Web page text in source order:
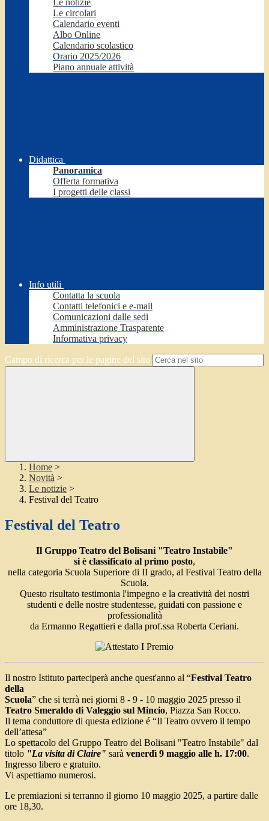
Le notizie
Le circolari
Calendario eventi
Albo Online
Calendario scolastico
Orario 2025/2026
Piano annuale attività
Didattica
Panoramica
Offerta formativa
I progetti delle classi
Info utili
Contatta la scuola
Contatti telefonici e e-mail
Comunicazioni dalle sedi
Amministrazione Trasparente
Informativa privacy
Campo di ricerca per le pagine del sito
Home >
Novità >
Le notizie >
Festival del Teatro
Festival del Teatro
Il Gruppo Teatro del Bolisani "Teatro Instabile"
si è classificato al primo posto,
nella categoria Scuola Superiore di II grado, al Festival Teatro della
Scuola.
Questo risultato testimonia l'impegno e la creatività dei nostri
studenti e delle nostre studentesse, guidati con passione e
professionalità
da Ermanno Regattieri e dalla prof.ssa Roberta Ceriani.
Il nostro Istituto parteciperà anche quest'anno al “Festival Teatro
della
Scuola” che si terrà nei giorni 8 - 9 - 10 maggio 2025 presso il
Teatro Smeraldo di Valeggio sul Mincio, Piazza San Rocco.
Il tema conduttore di questa edizione é “Il Teatro ovvero il tempo
dell’attesa”
Lo spettacolo del Gruppo Teatro del Bolisani "Teatro Instabile" dal
titolo "La visita di Claire" sarà venerdì 9 maggio alle h. 17:00.
Ingresso libero e gratuito.
Vi aspettiamo numerosi.
Le premiazioni si terranno il giorno 10 maggio 2025, a partire dalle
ore 18,30.